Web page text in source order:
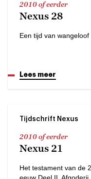
2010 of eerder
Nexus 28
Een tijd van wangeloof
Lees meer
Tijdschrift Nexus
2010 of eerder
Nexus 21
Het testament van de
eeuw Deel II. Afgoderij